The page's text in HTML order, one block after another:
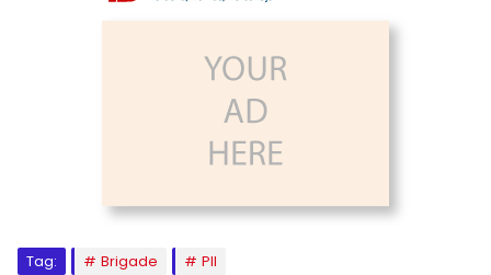
Tag: Brigade PII